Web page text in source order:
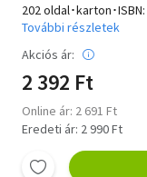
202 oldal･karton･ISBN:
További részletek
Akciós ár:
2 392 Ft
Online ár: 2 691 Ft
Eredeti ár: 2 990 Ft